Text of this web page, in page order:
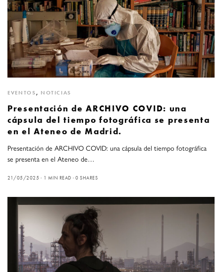
EVENTOS , NOTICIAS
Presentación de ARCHIVO COVID: una
cápsula del tiempo fotográfica se presenta
en el Ateneo de Madrid.
Presentación de ARCHIVO COVID: una cápsula del tiempo fotográfica
se presenta en el Ateneo de…
21/05/2025 1 MIN READ 0 SHARES